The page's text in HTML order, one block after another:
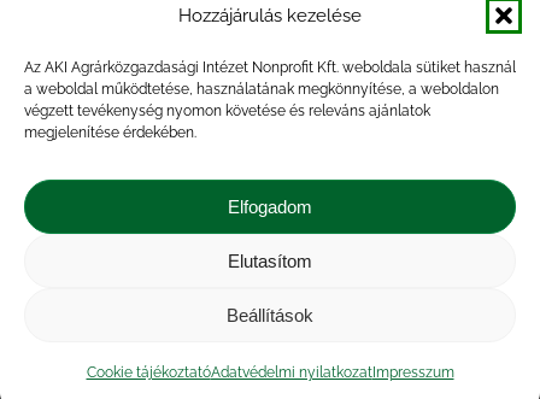
Hozzájárulás kezelése
Az AKI Agrárközgazdasági Intézet Nonprofit Kft. weboldala sütiket használ
a weboldal működtetése, használatának megkönnyítése, a weboldalon
végzett tevékenység nyomon követése és releváns ajánlatok
megjelenítése érdekében.
Elfogadom
Elutasítom
Beállítások
Cookie tájékoztatóAdatvédelmi nyilatkozatImpresszum
sertés sertéshús
szarvasmarha termelés termelői
ár tojás világpiac
vágóbárány
vágómarha vágósertés
Kapcsolat |
tájékoztató